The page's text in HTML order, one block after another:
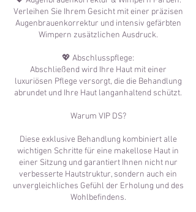
Verleihen Sie Ihrem Gesicht mit einer präzisen
Augenbrauenkorrektur und intensiv gefärbten
Wimpern zusätzlichen Ausdruck.
💖 Abschlusspflege:
Abschließend wird Ihre Haut mit einer
luxuriösen Pflege versorgt, die die Behandlung
abrundet und Ihre Haut langanhaltend schützt.
Warum VIP DS?
Diese exklusive Behandlung kombiniert alle
wichtigen Schritte für eine makellose Haut in
einer Sitzung und garantiert Ihnen nicht nur
verbesserte Hautstruktur, sondern auch ein
unvergleichliches Gefühl der Erholung und des
Wohlbefindens.